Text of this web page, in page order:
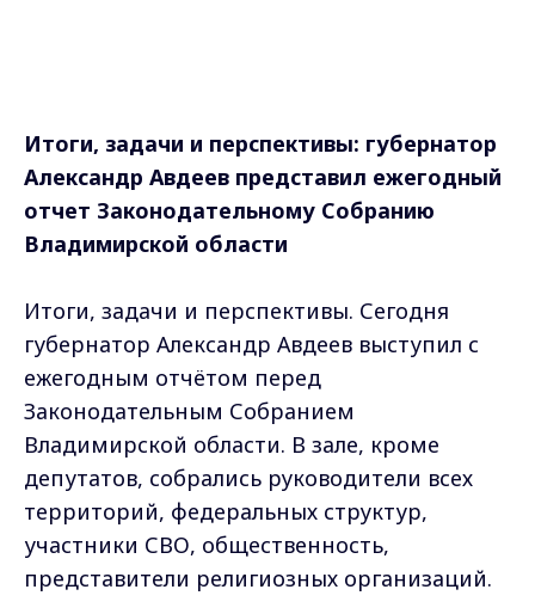
Итоги, задачи и перспективы: губернатор
Александр Авдеев представил ежегодный
отчет Законодательному Собранию
Владимирской области
Итоги, задачи и перспективы. Сегодня
губернатор Александр Авдеев выступил с
ежегодным отчётом перед
Законодательным Собранием
Владимирской области. В зале, кроме
депутатов, собрались руководители всех
территорий, федеральных структур,
участники СВО, общественность,
представители религиозных организаций.